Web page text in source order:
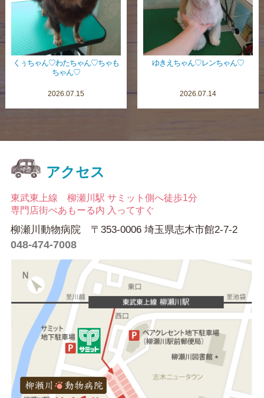
くぅちゃん♡わたちゃん♡ちゃも
ちゃん♡
2026.07.15
ゆきえちゃん♡レンちゃん♡
2026.07.14
アクセス
東武東上線 柳瀬川駅 サミット側へ徒歩1分
専門店街ぺあもーる内 入ってすぐ
柳瀬川動物病院 〒353-0006 埼玉県志木市館2-7-2
048-474-7008